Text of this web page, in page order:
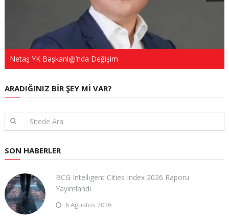
Netaş YK Başkanlığı’nda Değişim
ARADIĞINIZ BIR ŞEY MI VAR?
SON HABERLER
BCG Intelligent Cities Index 2026 Raporu
Yayımlandı
6 Ağustos 2026